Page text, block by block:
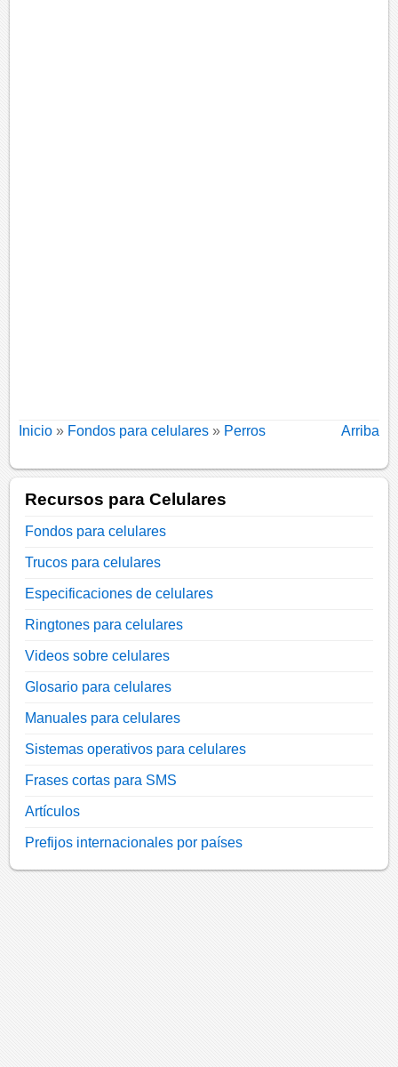
Inicio » Fondos para celulares » Perros Arriba
Recursos para Celulares
Fondos para celulares
Trucos para celulares
Especificaciones de celulares
Ringtones para celulares
Videos sobre celulares
Glosario para celulares
Manuales para celulares
Sistemas operativos para celulares
Frases cortas para SMS
Artículos
Prefijos internacionales por países